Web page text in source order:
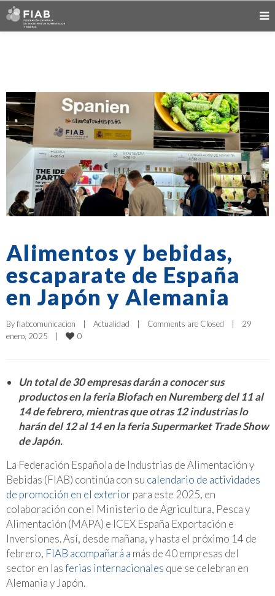
Alimentos y bebidas,
escaparate de España
en Japón y Alemania
By fiabcomunicacion | Actualidad | Comments are Closed |
29
enero, 2025
| 0
Un total de 30 empresas darán a conocer sus
productos en la feria Biofach en Nuremberg del 11 al
14 de febrero, mientras que otras 12 industrias lo
harán del 12 al 14 en la feria Supermarket Trade Show
de Japón.
La Federación Española de Industrias de Alimentación y
Bebidas (FIAB) continúa con su calendario de actividades
de promoción en el exterior para este 2025, en
colaboración con el Ministerio de Agricultura, Pesca y
Alimentación (MAPA) e ICEX España Exportación e
Inversiones. Así, desde mañana, y hasta el próximo 14 de
febrero, FIAB acompañará a más de 40 empresas del
sector en lasferias internacionales que se celebran en
Alemania y Japón.